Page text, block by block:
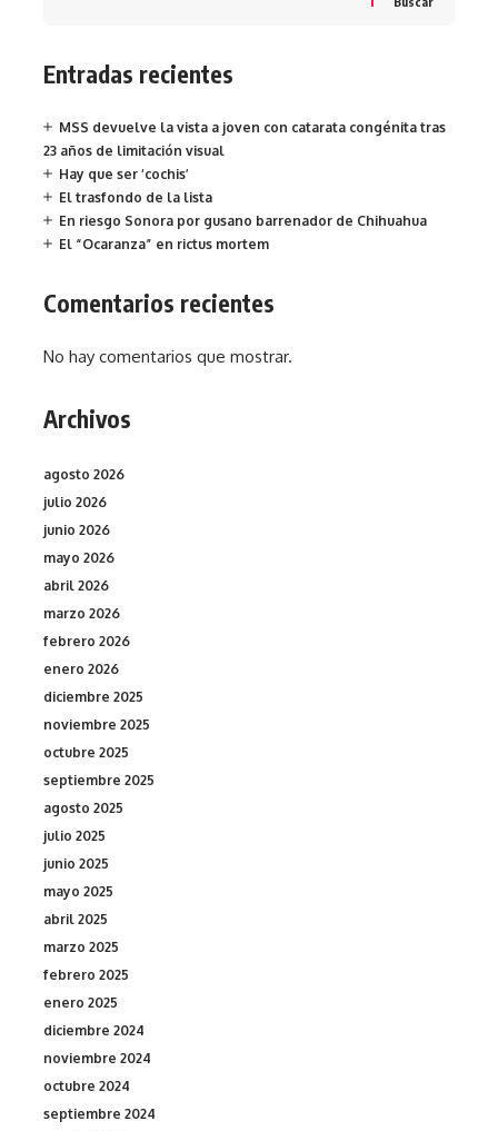
Entradas recientes
MSS devuelve la vista a joven con catarata congénita tras
23 años de limitación visual
Hay que ser ‘cochis’
El trasfondo de la lista
En riesgo Sonora por gusano barrenador de Chihuahua
El “Ocaranza” en rictus mortem
Comentarios recientes
No hay comentarios que mostrar.
Archivos
agosto 2026
julio 2026
junio 2026
mayo 2026
abril 2026
marzo 2026
febrero 2026
enero 2026
diciembre 2025
noviembre 2025
octubre 2025
septiembre 2025
agosto 2025
julio 2025
junio 2025
mayo 2025
abril 2025
marzo 2025
febrero 2025
enero 2025
diciembre 2024
noviembre 2024
octubre 2024
septiembre 2024